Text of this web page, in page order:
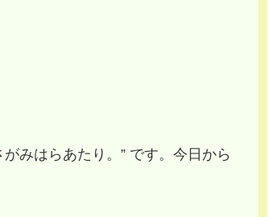
みはらあたり。” です。今日から